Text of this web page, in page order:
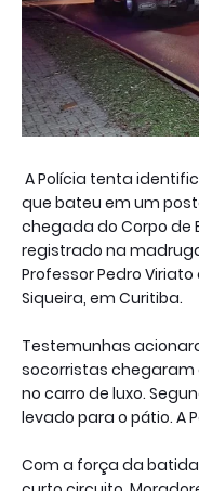
A Polícia tenta
que bateu em um
chegada do Corpo de
registrado na
Professor Pedro
Siqueira, em Curitiba.
Testemunhas
socorristas chegaram
no carro de luxo.
levado para o pátio. A
Com a força da